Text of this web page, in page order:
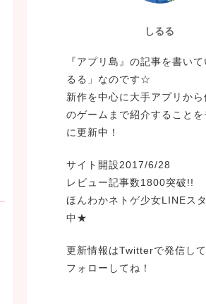
しるる
『アプリ島』の記事を書い
るる」なのです☆
新作を中心に大手アプリから
のゲームまで紹介することを
に更新中！
サイト開設2017/6/28
レビュー記事数1800突破!!
ほんわかネトゲ少女LINEス
中★
更新情報はTwitterで発信し
フォローしてね！